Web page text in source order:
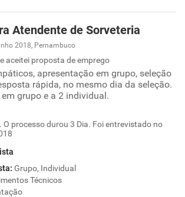
Atendente de Sorveteria
2018, Pernambuco
aceitei proposta de emprego
apresentação em grupo, seleção
rápida, no mesmo dia da seleção.
grupo e a 2 individual.
processo durou 3 Dia. Foi entrevistado no
: Grupo, Individual
Técnicos